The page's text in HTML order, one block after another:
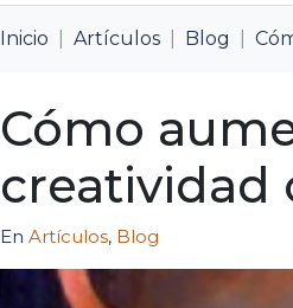
Inicio Artículos Blog
Cómo
creatividad
En Artículos, Blog